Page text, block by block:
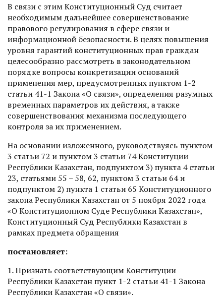
В связи с этим Конституционный Суд считает
необходимым дальнейшее совершенствование
правового регулирования в сфере связи и
информационной безопасности. В целях повышения
уровня гарантий конституционных прав граждан
целесообразно рассмотреть в законодательном
порядке вопросы конкретизации оснований
применения мер, предусмотренных пунктом 1-2
статьи 41-1 Закона «О связи», определения разумных
временных параметров их действия, а также
совершенствования механизма последующего
контроля за их применением.
На основании изложенного, руководствуясь пунктом
3 статьи 72 и пунктом 3 статьи 74 Конституции
Республики Казахстан, подпунктом 3) пункта 4 статьи
23, статьями 55 – 58, 62, пунктом 3 статьи 64 и
подпунктом 2) пункта 1 статьи 65 Конституционного
закона Республики Казахстан от 5 ноября 2022 года
«О Конституционном Суде Республики Казахстан»,
Конституционный Суд Республики Казахстан в
рамках предмета обращения
постановляет:
1. Признать соответствующим Конституции
Республики Казахстан пункт 1-2 статьи 41-1 Закона
Республики Казахстан «О связи».